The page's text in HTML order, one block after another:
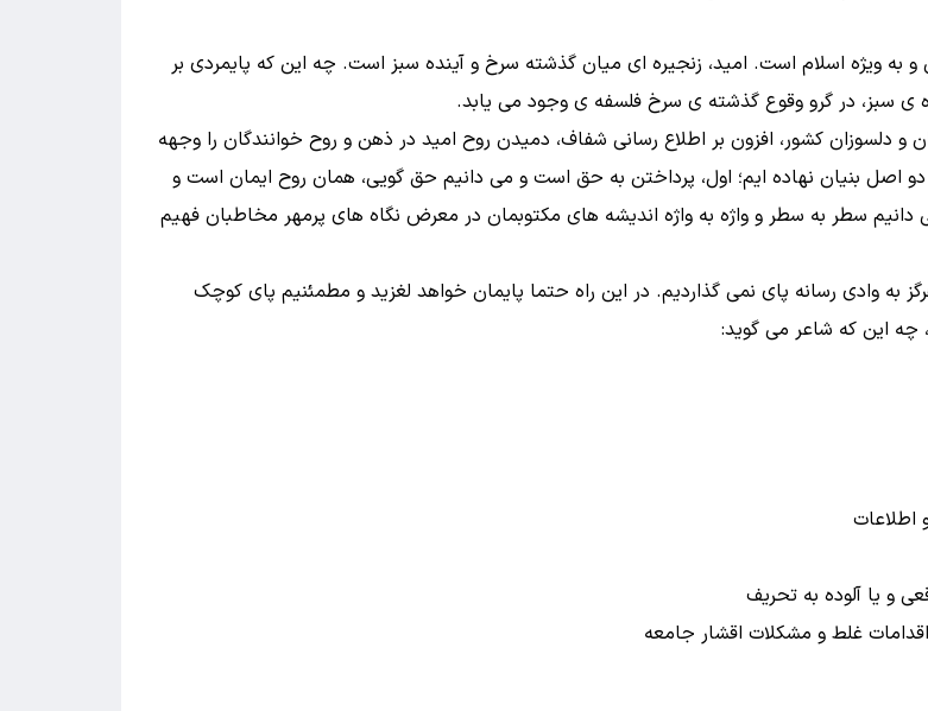
به ویژه اسلام است. امید، زنجیره ای میان گذشته سرخ و آینده سبز است. چه این که پایمردی بر
ی سبز، در گرو وقوع گذشته ی سرخ فلسفه ی وجود می یابد.
و دلسوزان کشور، افزون بر اطلاع رسانی شفاف، دمیدن روح امید در ذهن و روح خوانندگان را وجهه
دو اصل بنیان نهاده ایم؛ اول، پرداختن به حق است و می دانیم حق گویی، همان روح ایمان است و
عن الذین آمنوا»(حج/38) و دوم این که می دانیم سطر به سطر و واژه به واژه اندیشه های مکتوبمان در معرض نگاه های پرمهر مخاطبان فهیم
به وادی رسانه پای نمی گذاردیم. در این راه حتما پایمان خواهد لغزید و مطمئنیم پای کوچک
چه این که شاعر می گوید: